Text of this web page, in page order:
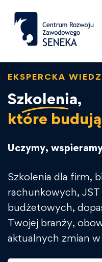
EKSPERCKA
Szkolenia,
które
Uczymy,
Szkolenia dla firm,
rachunkowych,
budżetowych,
Twojej branży,
aktualnych zmian w